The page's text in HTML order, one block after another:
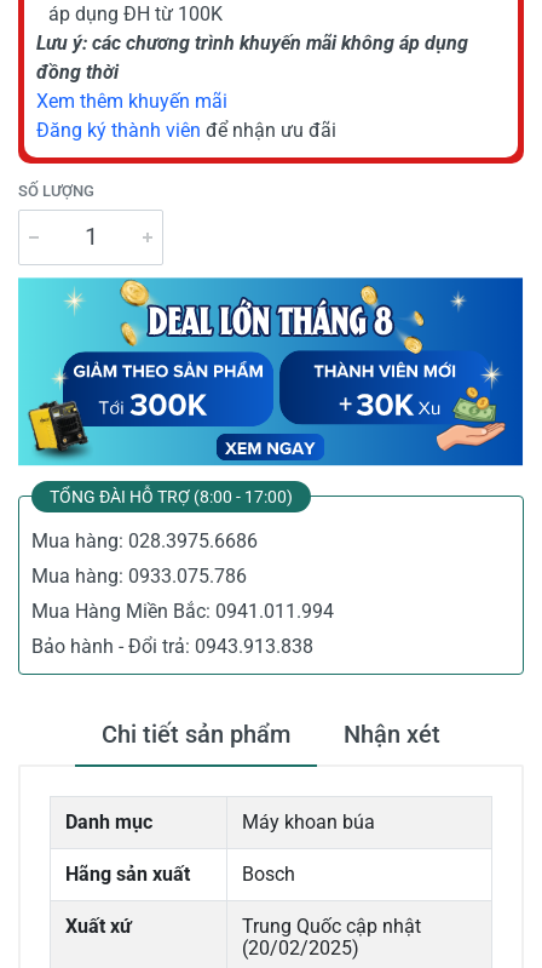
áp dụng ĐH từ 100K
Lưu ý: các chương trình khuyến mãi không áp dụng
đồng thời
Xem thêm khuyến mãi
Đăng ký thành viên để nhận ưu đãi
SỐ LƯỢNG
TỔNG ĐÀI HỖ TRỢ (8:00 - 17:00)
Mua hàng: 028.3975.6686
Mua hàng: 0933.075.786
Mua Hàng Miền Bắc: 0941.011.994
Bảo hành - Đổi trả: 0943.913.838
Chi tiết sản phẩm Nhận xét
Danh mục Máy khoan búa
Hãng sản xuất Bosch
Xuất xứ
Trung Quốc cập nhật
(20/02/2025)